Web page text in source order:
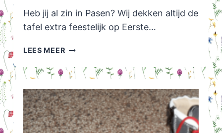
Heb jij al zin in Pasen? Wij dekken altijd de
tafel extra feestelijk op Eerste…
LEES MEERPAASTAFEL
ZO
JE
EEN
MOOIE
PAASTAFEL: